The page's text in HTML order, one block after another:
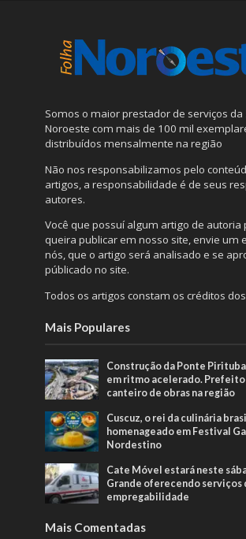
Somos o maior prestador de serviços da
Noroeste com mais de 100 mil
distribuídos mensalmente na região
Não nos responsabilizamos pelo
artigos, a responsabilidade é de seus
autores.
Você que possuí algum artigo de autoria
queira publicar em nosso site, envie um
nós, que o artigo será analisado e se
públicado no site.
Todos os artigos constam os créditos
Mais Populares
Construção da Ponte Pirituba
em ritmo acelerado.
canteiro de obras na região
Cuscuz, o rei da culinária
homenageado em Festival
Nordestino
Cate Móvel estará neste
Grande oferecendo serviços
empregabilidade
Mais Comentadas